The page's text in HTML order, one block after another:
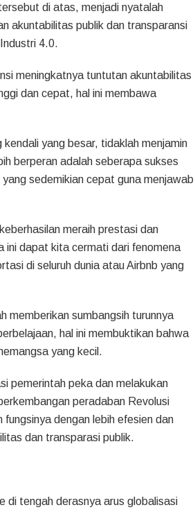
di atas, menjadi nyatalah
akuntabilitas publik dan transparansi
4.0.
meningkatnya tuntutan akuntabilitas
dan cepat, hal ini membawa
yang besar, tidaklah menjamin
berperan adalah seberapa sukses
sedemikian cepat guna menjawab
meraih prestasi dan
ini dapat kita cermati dari fenomena
di seluruh dunia atau Airbnb yang
memberikan sumbangsih turunnya
hal ini membuktikan bahwa
yang kecil.
pemerintah peka dan melakukan
peradaban Revolusi
dengan lebih efesien dan
dan transparasi publik.
di tengah derasnya arus globalisasi